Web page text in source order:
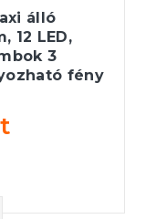
álló
12 LED,
3
fény